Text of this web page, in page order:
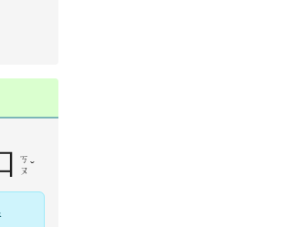
ㄎ
ㄡ ˇ